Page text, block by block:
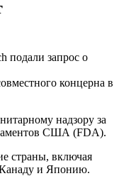
подали запрос о
концерна в
надзору за
США (FDA).
страны, включая
и Японию.